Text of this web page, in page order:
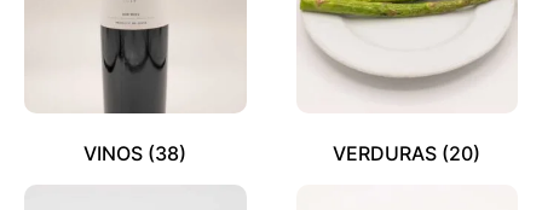
VINOS (38) VERDURAS (20)